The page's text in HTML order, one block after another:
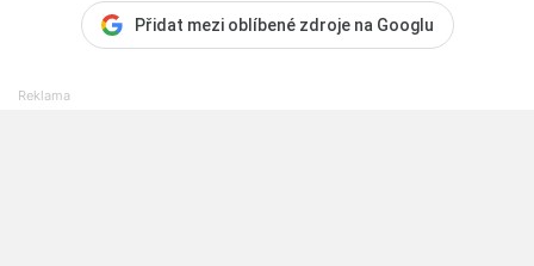
Přidat mezi oblíbené zdroje na Googlu